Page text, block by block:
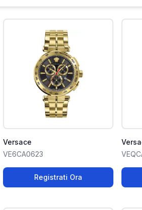
Versace
VE6CA0623
Registrati Ora